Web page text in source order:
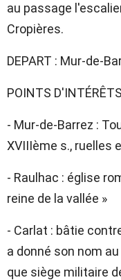
au passage
Cropières.
DEPART : Mur-de-
POINTS
- Mur-de-Barrez :
XVIIIème s., ruelles
- Raulhac : église
reine de la vallée »
- Carlat : bâtie
a donné son nom
que siège militaire